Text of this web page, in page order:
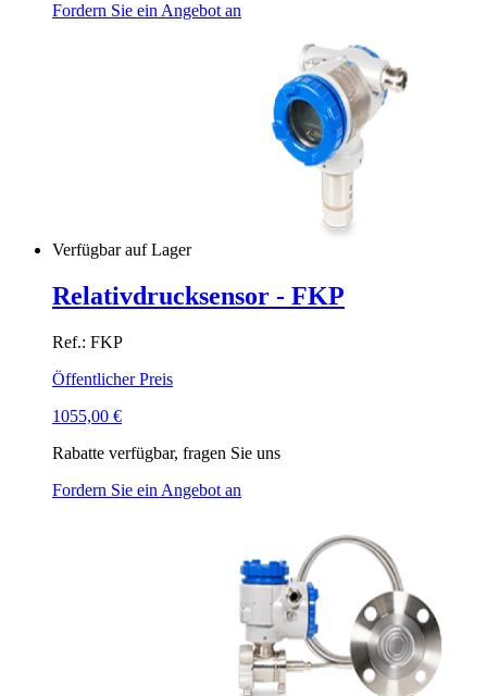
Fordern Sie ein Angebot an
Verfügbar auf Lager
Relativdrucksensor - FKP
Ref.: FKP
Öffentlicher Preis
1055,00 €
Rabatte verfügbar, fragen Sie uns
Fordern Sie ein Angebot an